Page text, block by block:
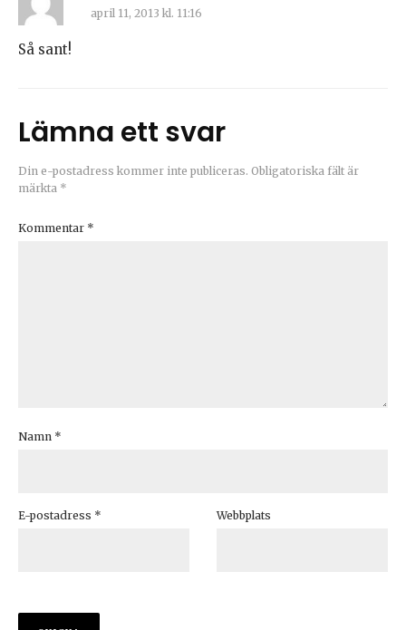
april 11, 2013 kl. 11:16
Så sant!
Lämna ett svar
Din e-postadress kommer inte publiceras. Obligatoriska fält är
märkta *
Kommentar *
Namn *
E-postadress * Webbplats